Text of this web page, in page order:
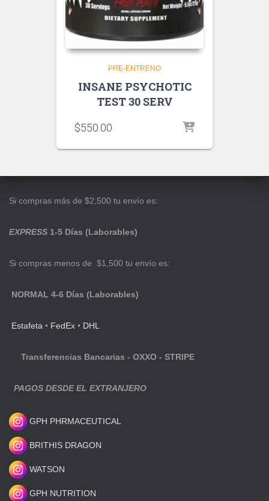
PRE-ENTRENO
INSANE PSYCHOTIC
TEST 30 SERV
$550.00
Si compras más de $2,500 tu envío es:
EXPRESS 1-5 Días (Laborables)
Si compras menos de $1,500 tu envío es:
NORMAL 4-6 Días (Laborables)
Estafeta • FedEx • DHL
Transferencias Bancarias - OXXO - STRIPE
PAGOS DESDE EL EXTRANJERO
GPH PHRMACEUTICAL
BRITHIS DRAGON
WATSON
GPH NUTRITION